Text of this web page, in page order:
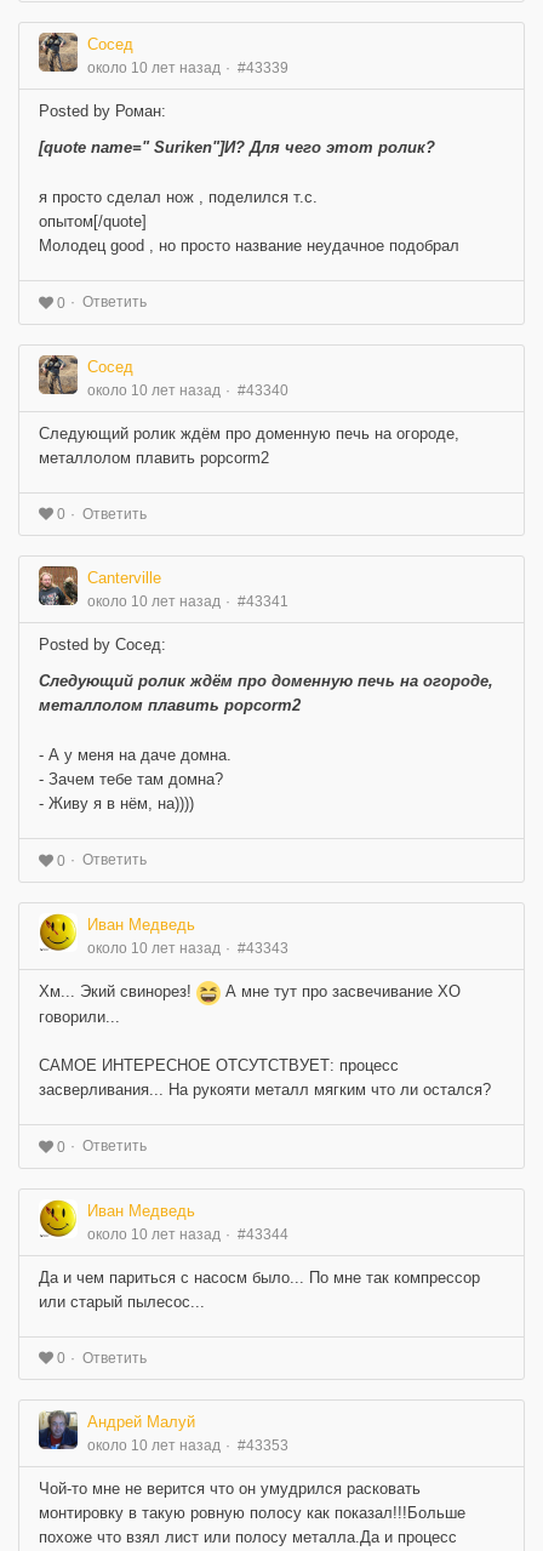
Сосед
около 10 лет назад #43339
Posted by Роман:
[quote name=" Suriken"]И? Для чего этот ролик?
я просто сделал нож , поделился т.с.
опытом[/quote]
Молодец good , но просто название неудачное подобрал
0 Ответить
Сосед
около 10 лет назад #43340
Следующий ролик ждём про доменную печь на огороде,
металлолом плавить popcorm2
0 Ответить
Canterville
около 10 лет назад #43341
Posted by Сосед:
Следующий ролик ждём про доменную печь на огороде,
металлолом плавить popcorm2
- А у меня на даче домна.
- Зачем тебе там домна?
- Живу я в нём, на))))
0 Ответить
Иван Медведь
около 10 лет назад #43343
Хм... Экий свинорез!
А мне тут про засвечивание ХО
говорили...
САМОЕ ИНТЕРЕСНОЕ ОТСУТСТВУЕТ: процесс
засверливания... На рукояти металл мягким что ли остался?
0 Ответить
Иван Медведь
около 10 лет назад #43344
Да и чем париться с насосм было... По мне так компрессор
или старый пылесос...
0 Ответить
Андрей Малуй
около 10 лет назад #43353
Чой-то мне не верится что он умудрился расковать
монтировку в такую ровную полосу как показал!!!Больше
похоже что взял лист или полосу металла.Да и процесс